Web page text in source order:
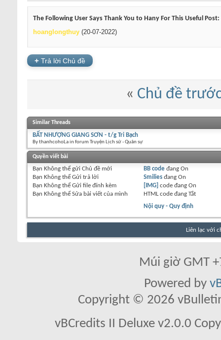
The Following User Says Thank You to Hany For This Useful Post:
hoanglongthuy (20-07-2022)
+ Trả lời Chủ đề
« Chủ đề
Similar Threads
BẤT NHƯỢNG GIANG SƠN - t/g Tri Bạch
By thanhcohoLa in forum Truyện Lịch sử - Quân sự
Quyền viết bài
Bạn Không thể gửi Chủ đề mới
Bạn Không thể Gửi trả lời
Bạn Không thể Gửi file đính kèm
Bạn Không thể Sửa bài viết của mình
BB code đang On
Smiliesđang On
[IMG] code đang On
HTML code đang Tắt
Nội quy - Quy định
Liên lạc với
Múi giờ GMT
Powered by
Copyright © 2026
vBCredits II Deluxe v2.0.0